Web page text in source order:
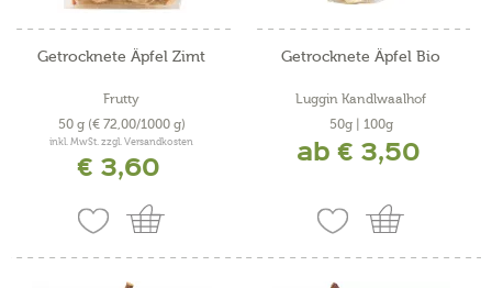
Getrocknete Äpfel Zimt
Frutty
50 g (€ 72,00/1000 g)
inkl. MwSt. zzgl. Versandkosten
€ 3,60
Getrocknete Äpfel Bio
Luggin Kandlwaalhof
50g | 100g
ab € 3,50